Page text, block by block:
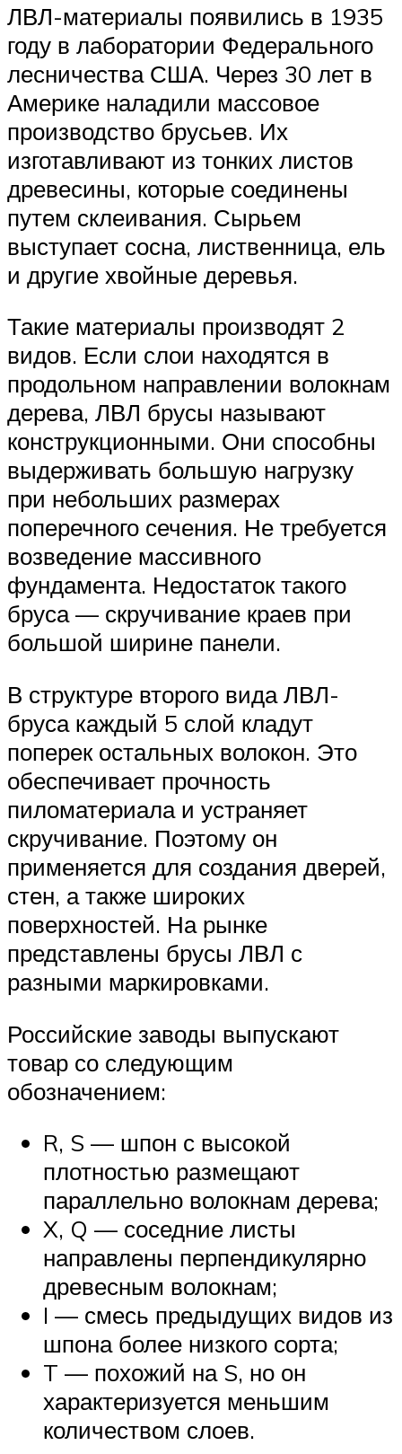
ЛВЛ-материалы появились в 1935
году в лаборатории Федерального
лесничества США. Через 30 лет в
Америке наладили массовое
производство брусьев. Их
изготавливают из тонких листов
древесины, которые соединены
путем склеивания. Сырьем
выступает сосна, лиственница, ель
и другие хвойные деревья.
Такие материалы производят 2
видов. Если слои находятся в
продольном направлении волокнам
дерева, ЛВЛ брусы называют
конструкционными. Они способны
выдерживать большую нагрузку
при небольших размерах
поперечного сечения. Не требуется
возведение массивного
фундамента. Недостаток такого
бруса — скручивание краев при
большой ширине панели.
В структуре второго вида ЛВЛ-
бруса каждый 5 слой кладут
поперек остальных волокон. Это
обеспечивает прочность
пиломатериала и устраняет
скручивание. Поэтому он
применяется для создания дверей,
стен, а также широких
поверхностей. На рынке
представлены брусы ЛВЛ с
разными маркировками.
Российские заводы выпускают
товар со следующим
обозначением:
R, S — шпон с высокой
плотностью размещают
параллельно волокнам дерева;
X, Q — соседние листы
направлены перпендикулярно
древесным волокнам;
I — смесь предыдущих видов из
шпона более низкого сорта;
T — похожий на S, но он
характеризуется меньшим
количеством слоев.